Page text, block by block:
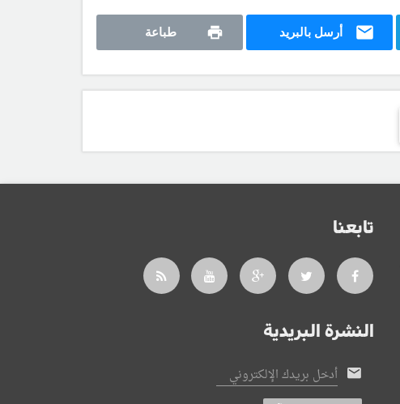
أرسل بالبريد طباعة
تابعنا
النشرة البريدية
أدخل بريدك الإلكتروني